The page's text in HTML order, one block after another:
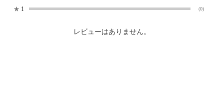
★ 1 (0)
レビューはありません。